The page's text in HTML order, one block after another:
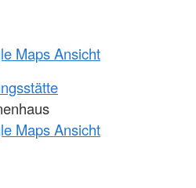
Maps Ansicht
Maps Ansicht